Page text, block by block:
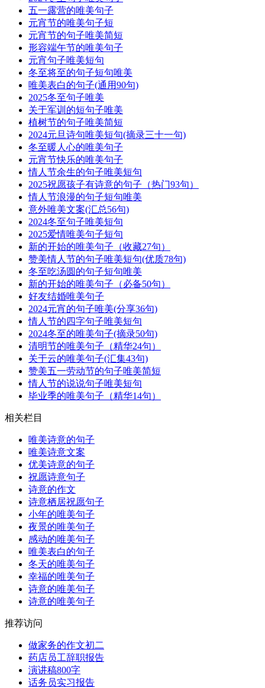
五一露营的唯美句子
元宵节的唯美句子短
元宵节的句子唯美简短
形容端午节的唯美句子
元宵句子唯美短句
冬至将至的句子短句唯美
唯美表白的句子(通用90句)
2025冬至句子唯美
关于军训的短句子唯美
植树节的句子唯美简短
2024元旦诗句唯美短句(摘录三十一句)
冬至暖人心的唯美句子
元宵节快乐的唯美句子
情人节余生的句子唯美短句
2025祝愿孩子有诗意的句子（热门93句）
情人节浪漫的句子短句唯美
意外唯美文案(汇总56句)
2024冬至句子唯美短句
2025爱情唯美句子短句
新的开始的唯美句子（收藏27句）
赞美情人节的句子唯美短句(优质78句)
冬至吃汤圆的句子短句唯美
新的开始的唯美句子（必备50句）
好友结婚唯美句子
2024元宵的句子唯美(分享36句)
情人节的四字句子唯美短句
2024冬至的唯美句子(摘录50句)
清明节的唯美句子（精华24句）
关于云的唯美句子(汇集43句)
赞美五一劳动节的句子唯美简短
情人节的说说句子唯美短句
毕业季的唯美句子（精华14句）
相关栏目
唯美诗意的句子
唯美诗意文案
优美诗意的句子
祝愿诗意句子
诗意的作文
诗意栖居祝愿句子
小年的唯美句子
夜景的唯美句子
感动的唯美句子
唯美表白的句子
冬天的唯美句子
幸福的唯美句子
诗意的唯美句子
诗意的唯美句子
推荐访问
做家务的作文初二
药店员工辞职报告
演讲稿800字
话务员实习报告